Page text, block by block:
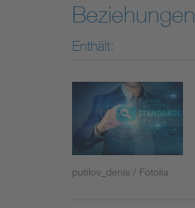
Smart Cities
Beziehungen
Enthält:
putilov_denis / Fotolia